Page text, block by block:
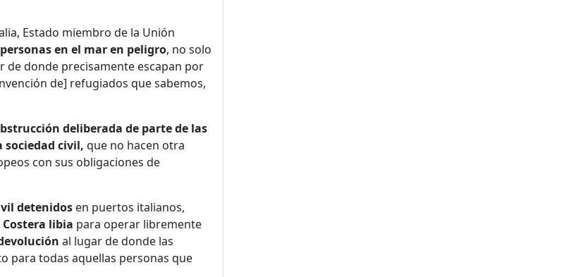
Estado miembro de la Unión
en el mar en peligro, no solo
de donde precisamente escapan por
de] refugiados que sabemos,
deliberada de parte de las
sociedad civil, que no hacen otra
con sus obligaciones de
detenidos en puertos italianos,
libia para operar libremente
al lugar de donde las
para todas aquellas personas que